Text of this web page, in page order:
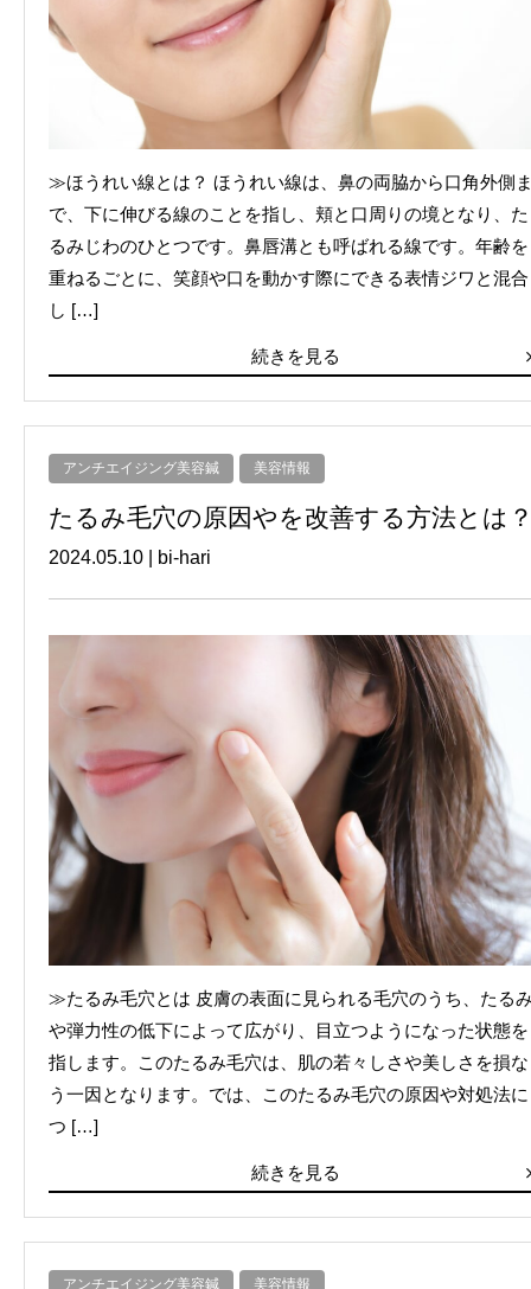
≫ほうれい線とは？ ほうれい線は、鼻の両脇から口角外側
で、下に伸びる線のことを指し、頬と口周りの境となり、た
るみじわのひとつです。鼻唇溝とも呼ばれる線です。年齢を
重ねるごとに、笑顔や口を動かす際にできる表情ジワと混合
し […]
続きを見る
アンチエイジング美容鍼 美容情報
たるみ毛穴の原因やを改善する方法とは
2024.05.10 bi-hari
≫たるみ毛穴とは 皮膚の表面に見られる毛穴のうち、たる
や弾力性の低下によって広がり、目立つようになった状態を
指します。このたるみ毛穴は、肌の若々しさや美しさを損な
う一因となります。では、このたるみ毛穴の原因や対処法に
つ […]
続きを見る
アンチエイジング美容鍼 美容情報